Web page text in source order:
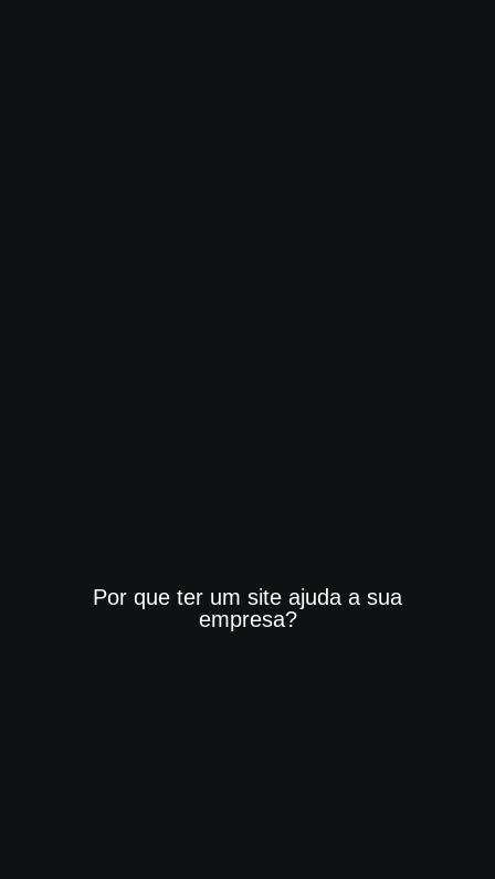
Por que ter um site ajuda a sua
empresa?